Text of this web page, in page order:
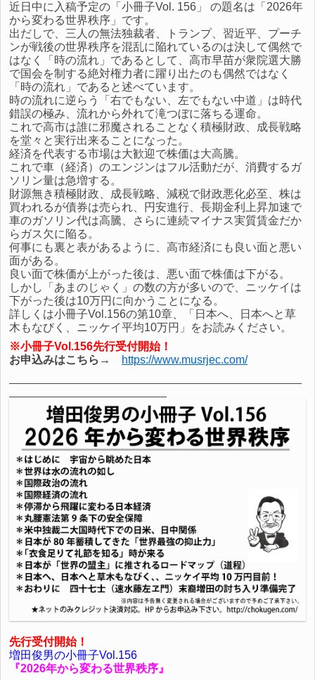
近日中に入稿予定の「小冊子Vol. 156」 の題名は「2026年
から変わる世界秩序」です。
出だしで、三人の無法独裁者、トランプ、習近平、プーチ
ンが戦後の世界秩序を混乱に陥れているのは決して偶然で
はなく「時の流れ」であるとして、高市早苗が衆院選大勝
で国会を制する絶対権力者に躍り出たのも偶然ではなく
「時の流れ」であると述べています。
時の流れに逆らう「右でもない、左でもない中道」は時代
錯誤の極み、流れから外れて滝つぼに落ちる運命。
これで高市は誰に邪魔されることなく積極財政、成長戦略
を堂々と実行出来ることになった。
経済を代表する市場は大歓迎で株価は大高騰。
これで車（経済）のエンジンはフル活動だが、消費するガ
ソリン量は急増する。
財源無き積極財政、成長戦略、減税で財政悪化必至、株は
買われるが債券は売られ、円安進行、長期金利上昇加速で
車のガソリン代は高騰、さらに連続マイナス実質賃金だか
らガス欠に陥る。
何事にも裏と表があるように、高市経済にも良い面と悪い
面がある。
良い面で株価が上がった後は、悪い面で株価は下がる。
しかし「あまのじゃく」の数の方が多いので、ニッケイは
下がった後は10万円に向かうことになる。
詳しくは小冊子Vol.156の第10章、「日本へ、日本へと草
木もなびく、ニッケイ平均10万円」をお読みください。
※小冊子Vol.156先行受付開始！
お申込みはこちら→
https://www.musrjec.com/
先行受付開始！
増田俊男の小冊子Vol.156
『2026年から変わる世界秩序』